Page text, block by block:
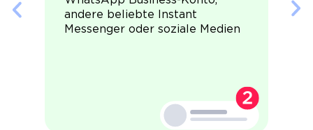
andere beliebte Instant
Messenger oder soziale Medien